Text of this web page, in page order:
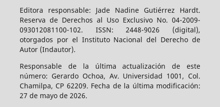
Editora responsable: Jade Nadine Gutiérrez Hardt.
Reserva de Derechos al Uso Exclusivo No. 04-2009-
093012081100-102. ISSN: 2448-9026 (digital),
otorgados por el Instituto Nacional del Derecho de
Autor (Indautor).
Responsable de la última actualización de este
número: Gerardo Ochoa, Av. Universidad 1001, Col.
Chamilpa, CP 62209. Fecha de la última modificación:
27 de mayo de 2026.